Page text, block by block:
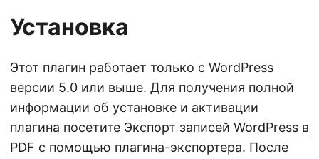
Установка
Этот плагин работает только с WordPress
версии 5.0 или выше. Для получения полной
информации об установке и активации
плагина посетите Экспорт записей WordPress в
PDF с помощью плагина-экспортера. После